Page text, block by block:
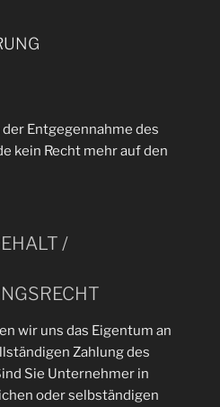
Entgegennahme des
kein Recht mehr auf den
/
wir uns das Eigentum an
Zahlung des
Sie Unternehmer in
oder selbständigen